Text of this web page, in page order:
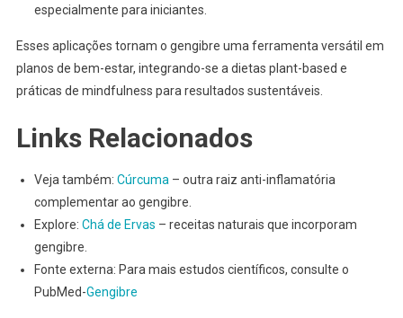
especialmente para iniciantes.
Esses aplicações tornam o gengibre uma ferramenta versátil em
planos de bem-estar, integrando-se a dietas plant-based e
práticas de mindfulness para resultados sustentáveis.
Links Relacionados
Veja também: Cúrcuma – outra raiz anti-inflamatória
complementar ao gengibre.
Explore: Chá de Ervas – receitas naturais que incorporam
gengibre.
Fonte externa: Para mais estudos científicos, consulte o
PubMed-Gengibre